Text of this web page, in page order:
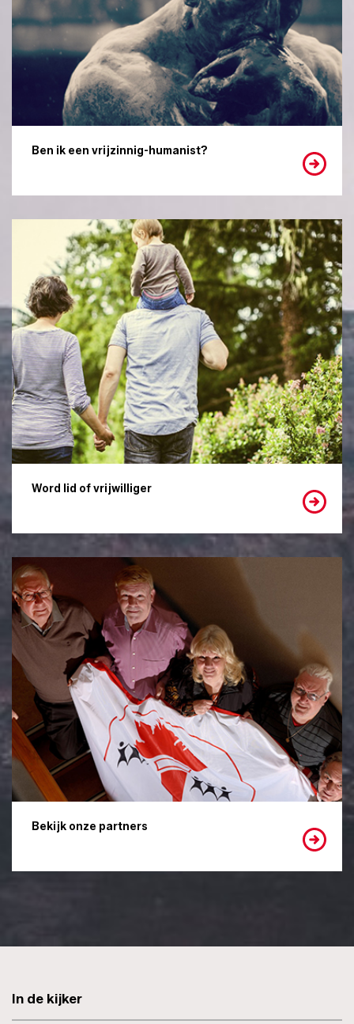
Ben ik een vrijzinnig-humanist?
Word lid of vrijwilliger
Bekijk onze partners
In de kijker